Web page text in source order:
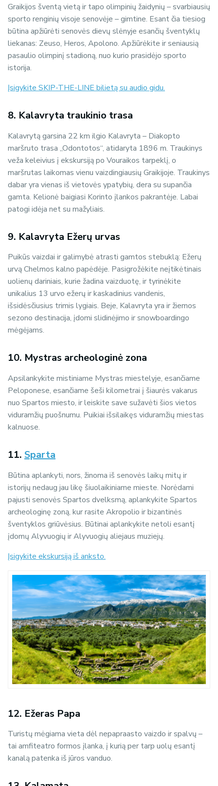
Graikijos šventą vietą ir tapo olimpinių žaidynių – svarbiausių
sporto renginių visoje senovėje – gimtine. Esant čia tiesiog
būtina apžiūrėti senovės dievų slėnyje esančių šventyklų
liekanas: Zeuso, Heros, Apolono. Apžiūrėkite ir seniausią
pasaulio olimpinį stadioną, nuo kurio prasidėjo sporto
istorija.
Įsigykite SKIP-THE-LINE bilietą su audio gidu.
8. Kalavryta traukinio trasa
Kalavrytą garsina 22 km ilgio Kalavryta – Diakopto
maršruto trasa „Odontotos“, atidaryta 1896 m. Traukinys
veža keleivius į ekskursiją po Vouraikos tarpeklį, o
maršrutas laikomas vienu vaizdingiausių Graikijoje. Traukinys
dabar yra vienas iš vietovės ypatybių, dera su supančia
gamta. Kelionė baigiasi Korinto įlankos pakrantėje. Labai
patogi idėja net su mažyliais.
9. Kalavryta Ežerų urvas
Puikūs vaizdai ir galimybė atrasti gamtos stebuklą: Ežerų
urvą Chelmos kalno papėdėje. Pasigrožėkite neįtikėtinais
uolienų dariniais, kurie žadina vaizduotę, ir tyrinėkite
unikalius 13 urvo ežerų ir kaskadinius vandenis,
išsidėsčiusius trimis lygiais. Beje, Kalavryta yra ir žiemos
sezono destinacija, įdomi slidinėjimo ir snowboardingo
mėgėjams.
10. Mystras archeologinė zona
Apsilankykite mistiniame Mystras miestelyje, esančiame
Peloponese, esančiame šeši kilometrai į šiaurės vakarus
nuo Spartos miesto, ir leiskite save sužavėti šios vietos
viduramžių puošnumu. Puikiai išsilaikęs viduramžių miestas
kalnuose.
11. Sparta
Būtina aplankyti, nors, žinoma iš senovės laikų mitų ir
istorijų nedaug jau likę šiuolaikiniame mieste. Norėdami
pajusti senovės Spartos dvelksmą, aplankykite Spartos
archeologinę zoną, kur rasite Akropolio ir bizantinės
šventyklos griūvėsius. Būtinai aplankykite netoli esantį
įdomų Alyvuogių ir Alyvuogių aliejaus muziejų.
Įsigykite ekskursiją iš anksto.
12. Ežeras Papa
Turistų mėgiama vieta dėl nepapraasto vaizdo ir spalvų –
tai amfiteatro formos įlanka, į kurią per tarp uolų esantį
kanalą patenka iš jūros vanduo.